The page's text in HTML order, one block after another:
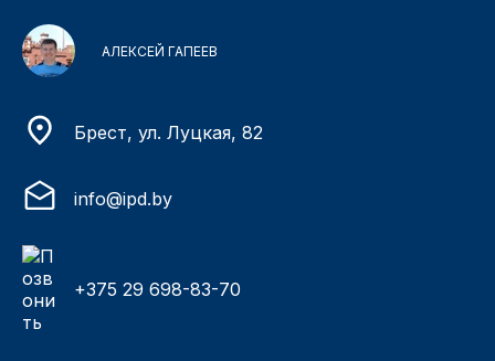
АЛЕКСЕЙ ГАПЕЕВ
Брест, ул. Луцкая, 82
info@ipd.by
+375 29 698-83-70